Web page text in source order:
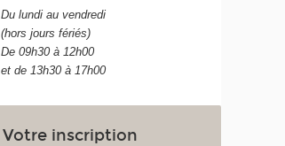
Du lundi au vendredi
(hors jours fériés)
De 09h30 à 12h00
et de 13h30 à 17h00
Votre inscription